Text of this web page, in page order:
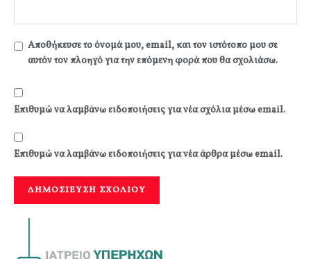
Αποθήκευσε το όνομά μου, email, και τον ιστότοπο μου σε
αυτόν τον πλοηγό για την επόμενη φορά που θα σχολιάσω.
Επιθυμώ να λαμβάνω ειδοποιήσεις για νέα σχόλια μέσω email.
Επιθυμώ να λαμβάνω ειδοποιήσεις για νέα άρθρα μέσω email.